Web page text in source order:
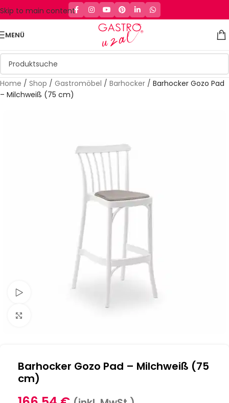
Skip to main content
MENÜ
Home / Shop / Gastromöbel / Barhocker / Barhocker Gozo Pad
– Milchweiß (75 cm)
Barhocker Gozo Pad – Milchweiß (75
cm)